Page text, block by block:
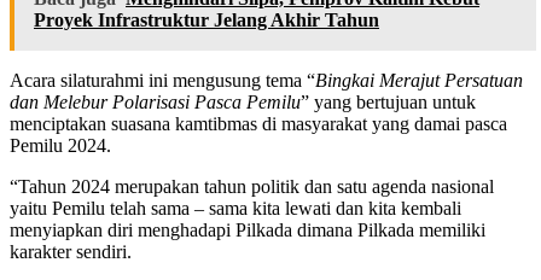
Proyek Infrastruktur Jelang Akhir Tahun
Acara silaturahmi ini mengusung tema “Bingkai Merajut Persatuan
dan Melebur Polarisasi Pasca Pemilu” yang bertujuan untuk
menciptakan suasana kamtibmas di masyarakat yang damai pasca
Pemilu 2024.
“Tahun 2024 merupakan tahun politik dan satu agenda nasional
yaitu Pemilu telah sama – sama kita lewati dan kita kembali
menyiapkan diri menghadapi Pilkada dimana Pilkada memiliki
karakter sendiri.